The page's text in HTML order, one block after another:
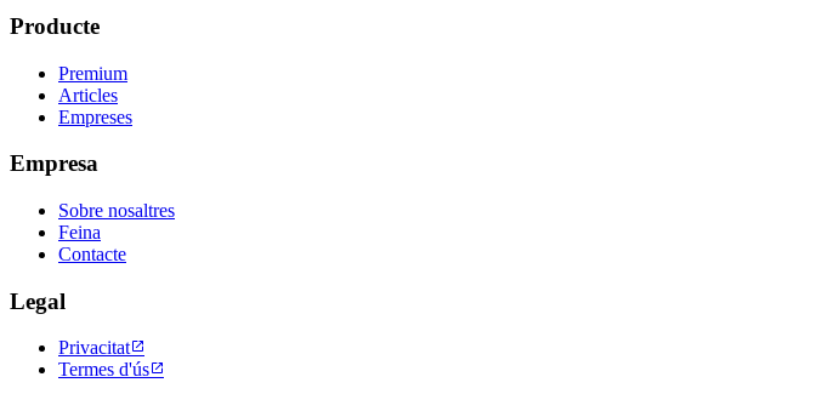
Producte
Premium
Articles
Empreses
Empresa
Sobre nosaltres
Feina
Contacte
Legal
Privacitat
Termes d'ús